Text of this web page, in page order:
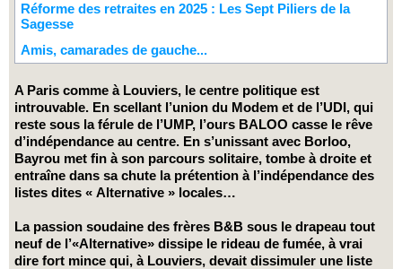
Réforme des retraites en 2025 : Les Sept Piliers de la
Sagesse
Amis, camarades de gauche...
A Paris comme à Louviers, le centre politique est
introuvable. En scellant l’union du Modem et de l’UDI, qui
reste sous la férule de l’UMP, l’ours BALOO casse le rêve
d’indépendance au centre. En s’unissant avec Borloo,
Bayrou met fin à son parcours solitaire, tombe à droite et
entraîne dans sa chute la prétention à l’indépendance des
listes dites « Alternative » locales…
La passion soudaine des frères B&B sous le drapeau tout
neuf de l’«Alternative» dissipe le rideau de fumée, à vrai
dire fort mince qui, à Louviers, devait dissimuler une liste